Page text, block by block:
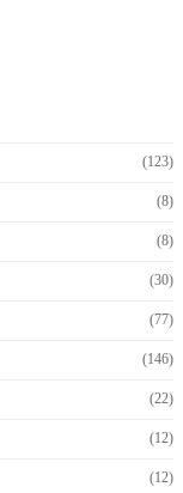
(123)
(8)
(8)
(30)
(77)
(146)
(22)
(12)
(12)